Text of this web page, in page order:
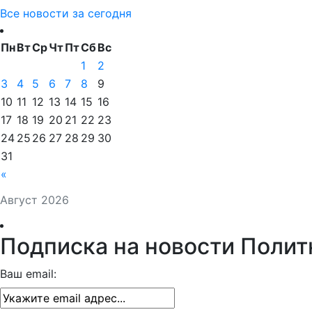
Все новости за сегодня
Август 2026
ПнВтСрЧтПтСбВс
«
1
2
3
4 5 6 7 8
9
10 11 12 13 14 15 16
17 18 19 20 21 22 23
24 25 26 27 28 29 30
31
Подписка на новости
Ваш email: